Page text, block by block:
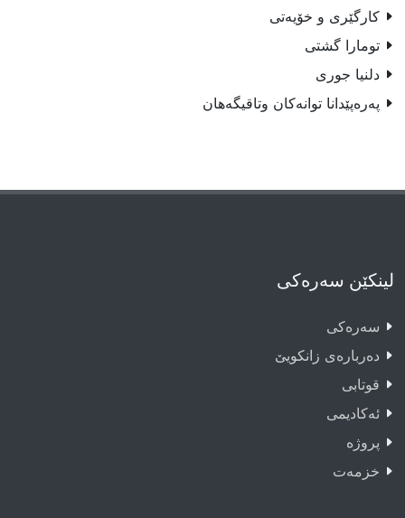
كارگێرى و خۆیه‌تی
تومارا گشتى
دلنیا جوری
په‌ره‌پێدانا توانه‌كان وتاقيگه‌هان
لینکێن سەرەکی
سەرەکى
دەربارەى زانکویێ
قوتابى
ئەکادیمى
پروژە
خزمەت